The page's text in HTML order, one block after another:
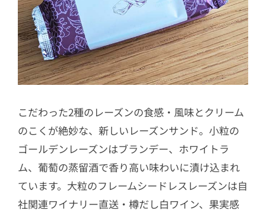
こだわった2種のレーズンの食感・風味とクリーム
のこくが絶妙な、新しいレーズンサンド。小粒の
ゴールデンレーズンはブランデー、ホワイトラ
ム、葡萄の蒸留酒で香り高い味わいに漬け込まれ
ています。大粒のフレームシードレスレーズンは自
社関連ワイナリー直送・樽だし白ワイン、果実感